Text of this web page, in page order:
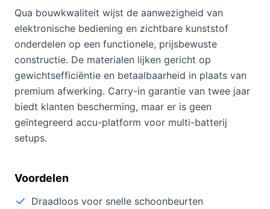
Qua bouwkwaliteit wijst de aanwezigheid van
elektronische bediening en zichtbare kunststof
onderdelen op een functionele, prijsbewuste
constructie. De materialen lijken gericht op
gewichtsefficiëntie en betaalbaarheid in plaats van
premium afwerking. Carry-in garantie van twee jaar
biedt klanten bescherming, maar er is geen
geïntegreerd accu-platform voor multi-batterij
setups.
Voordelen
Draadloos voor snelle schoonbeurten